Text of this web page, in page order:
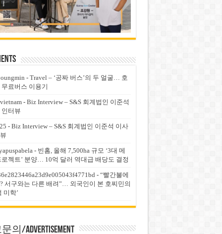
- Travel – ‘공짜 버스’의 두 얼굴… 호
료버스 이용기
- Biz Interview – S&S 회계법인 이준석
터뷰
- Biz Interview – S&S 회계법인 이준석 이사
- 빈홈, 올해 7,500ha 규모 ‘3대 메
로젝트’ 분양… 10억 달러 역대급 배당도 결정
- “빨간불에
서구와는 다른 배려”… 외국인이 본 호찌민의
미학’
의/Advertisement